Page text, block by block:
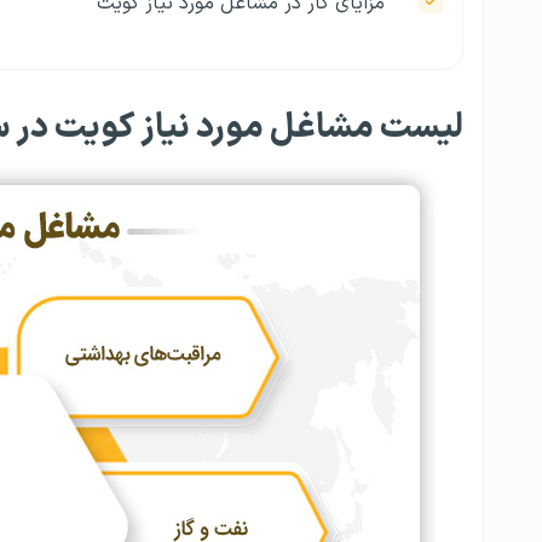
لیست مشاغل مورد نیاز کویت در سال